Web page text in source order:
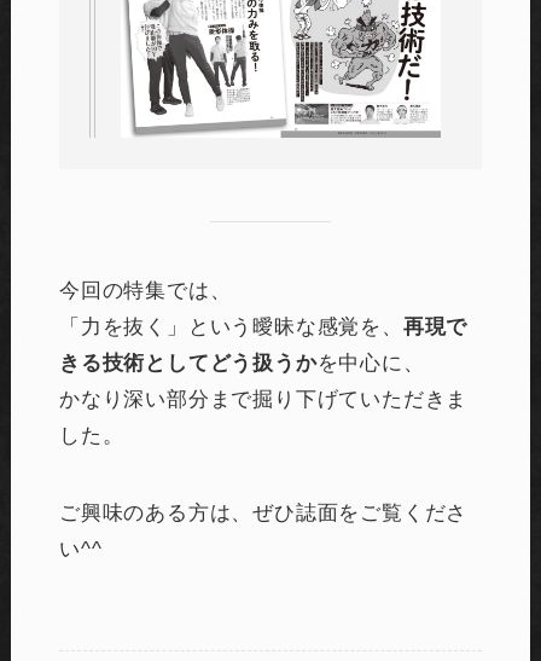
今回の特集では、
「力を抜く」という曖昧な感覚を、 再現で
きる技術としてどう扱うかを中心に、
かなり深い部分まで掘り下げていただきま
した。
ご興味のある方は、ぜひ誌面をご覧くださ
い^^